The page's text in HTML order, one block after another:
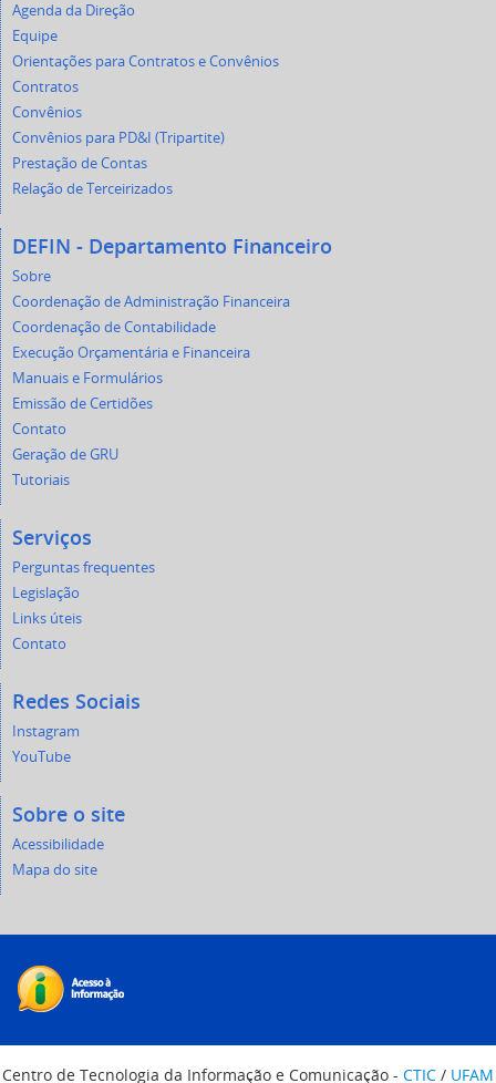
Agenda da Direção
Equipe
Orientações para Contratos e Convênios
Contratos
Convênios
Convênios para PD&I (Tripartite)
Prestação de Contas
Relação de Terceirizados
DEFIN - Departamento Financeiro
Sobre
Coordenação de Administração Financeira
Coordenação de Contabilidade
Execução Orçamentária e Financeira
Manuais e Formulários
Emissão de Certidões
Contato
Geração de GRU
Tutoriais
Serviços
Perguntas frequentes
Legislação
Links úteis
Contato
Redes Sociais
Instagram
YouTube
Sobre o site
Acessibilidade
Mapa do site
Centro de Tecnologia da Informação e Comunicação - CTIC / UFAM